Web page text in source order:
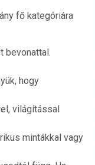
fő kategóriára
bevonattal.
hogy
világítással
mintákkal vagy